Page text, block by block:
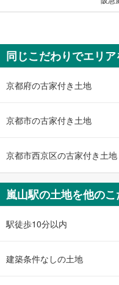
京
4LDK
同じこだわりでエリ
京都府の古家付き土地
京都市の古家付き土地
京都市西京区の古家付き土地
嵐山駅の土地を他の
駅徒歩10分以内
建築条件なしの土地